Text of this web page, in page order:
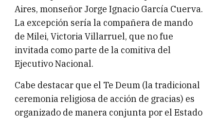
Aires, monseñor Jorge Ignacio García Cuerva.
La excepción sería la compañera de mando
de Milei, Victoria Villarruel, que no fue
invitada como parte de la comitiva del
Ejecutivo Nacional.
Cabe destacar que el Te Deum (la tradicional
ceremonia religiosa de acción de gracias) es
organizado de manera conjunta por el Estado